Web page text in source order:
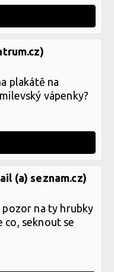
plakátě na
vápenky?
(a) seznam.cz)
pozor na ty hrubky
co, seknout se